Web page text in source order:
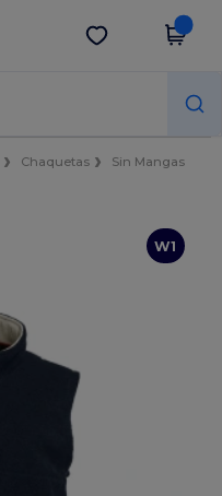
Descargar app
Chaquetas
Sin Mangas
W1